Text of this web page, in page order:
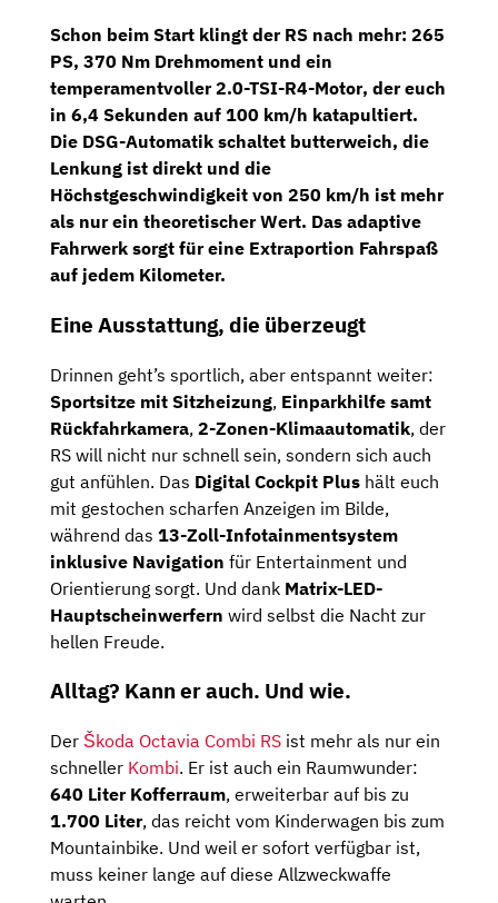
Schon beim Start klingt der RS nach mehr: 265
PS, 370 Nm Drehmoment und ein
temperamentvoller2.0-TSI-R4-Motor, der euch
in 6,4 Sekunden auf 100 km/h katapultiert.
Die DSG-Automatik schaltet butterweich, die
Lenkung ist direkt und die
Höchstgeschwindigkeit von 250 km/h ist mehr
als nur ein theoretischer Wert. Das adaptive
Fahrwerk sorgt für eine Extraportion Fahrspaß
auf jedem Kilometer.
Eine Ausstattung, die überzeugt
Drinnen geht’s sportlich, aber entspannt weiter:
Sportsitze mit Sitzheizung, Einparkhilfe samt
Rückfahrkamera, 2-Zonen-Klimaautomatik, der
RS will nicht nur schnell sein, sondern sich auch
gut anfühlen. Das Digital Cockpit Plus hält euch
mit gestochen scharfen Anzeigen im Bilde,
während das 13-Zoll-Infotainmentsystem
inklusive Navigation für Entertainment und
Orientierung sorgt. Und dank Matrix-LED-
Hauptscheinwerfern wird selbst die Nacht zur
hellen Freude.
Alltag? Kann er auch. Und wie.
Der Škoda Octavia Combi RS ist mehr als nur ein
schneller Kombi. Er ist auch ein Raumwunder:
640 Liter Kofferraum, erweiterbar auf bis zu
1.700 Liter, das reicht vom Kinderwagen bis zum
Mountainbike. Und weil er sofort verfügbar ist,
muss keiner lange auf diese Allzweckwaffe